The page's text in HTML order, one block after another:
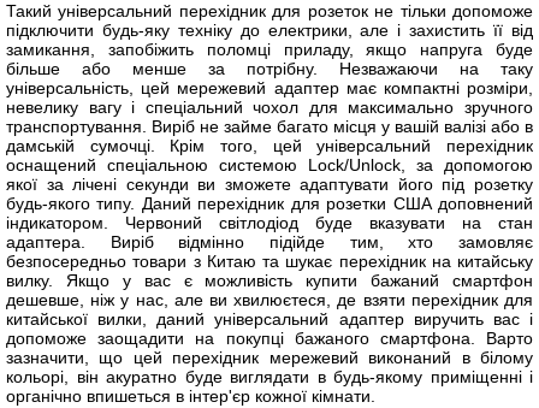
Такий універсальний перехідник для розеток не тільки допоможе
підключити будь-яку техніку до електрики, але і захистить її від
замикання, запобіжить поломці приладу, якщо напруга буде
більше або менше за потрібну. Незважаючи на таку
універсальність, цей мережевий адаптер має компактні розміри,
невелику вагу і спеціальний чохол для максимально зручного
транспортування. Виріб не займе багато місця у вашій валізі або в
дамській сумочці. Крім того, цей універсальний перехідник
оснащений спеціальною системою Lock/Unlock, за допомогою
якої за лічені секунди ви зможете адаптувати його під розетку
будь-якого типу. Даний перехідник для розетки США доповнений
індикатором. Червоний світлодіод буде вказувати на стан
адаптера. Виріб відмінно підійде тим, хто замовляє
безпосередньо товари з Китаю та шукає перехідник на китайську
вилку. Якщо у вас є можливість купити бажаний смартфон
дешевше, ніж у нас, але ви хвилюєтеся, де взяти перехідник для
китайської вилки, даний універсальний адаптер виручить вас і
допоможе заощадити на покупці бажаного смартфона. Варто
зазначити, що цей перехідник мережевий виконаний в білому
кольорі, він акуратно буде виглядати в будь-якому приміщенні і
органічно впишеться в інтер'єр кожної кімнати.